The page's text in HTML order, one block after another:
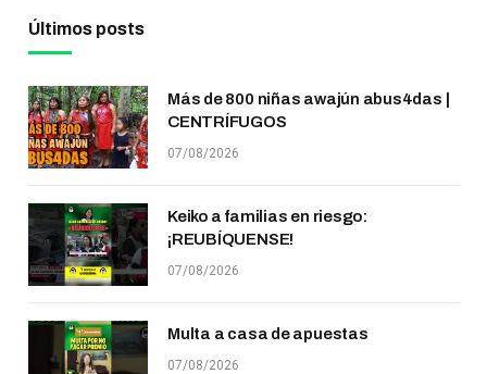
Últimos posts
Más de 800 niñas awajún abus4das |
CENTRÍFUGOS
07/08/2026
Keiko a familias en riesgo:
¡REUBÍQUENSE!
07/08/2026
Multa a casa de apuestas
07/08/2026